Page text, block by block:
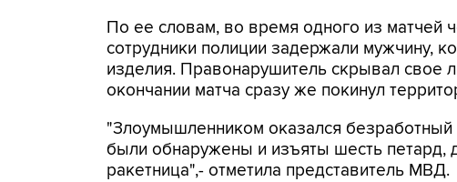
По ее словам, во время одного из матчей
сотрудники полиции задержали мужчину,
изделия. Правонарушитель скрывал свое
окончании матча сразу же покинул
"Злоумышленником оказался
были обнаружены и изъяты шесть петард,
ракетница",- отметила представитель МВД.